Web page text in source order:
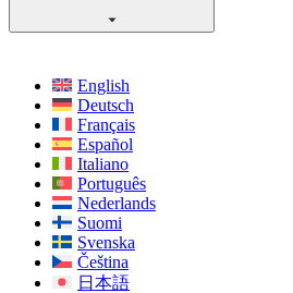
English
Deutsch
Français
Español
Italiano
Português
Nederlands
Suomi
Svenska
Čeština
日本語